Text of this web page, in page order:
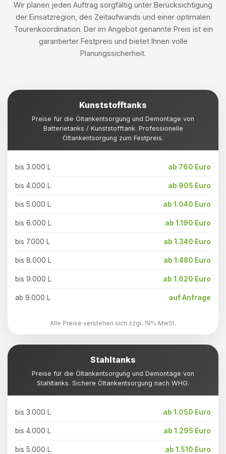
Wir planen jeden Auftrag sorgfältig unter Berücksichtigung
der Einsatzregion, des Zeitaufwands und einer optimalen
Tourenkoordination. Der im Angebot genannte Preis ist ein
garantierter Festpreis und bietet Ihnen volle
Planungssicherheit.
Kunststofftanks
Preise für die Öltankentsorgung und Demontage von
Batterietanks / Kunststofftank. Professionelle
Öltankentsorgung zum Festpreis.
bis 3.000 L ab 760 Euro
bis 4.000 L ab 905 Euro
bis 5.000 L ab 1.040 Euro
bis 6.000 L ab 1.190 Euro
bis 7.000 L ab 1.340 Euro
bis 8.000 L ab 1.480 Euro
bis 9.000 L ab 1.620 Euro
ab 9.000 L auf Anfrage
Alle Preise verstehen sich zzgl. 19% MwSt.
Stahltanks
Preise für die Öltankentsorgung und Demontage von
Stahltanks. Sichere Öltankentsorgung nach WHG.
bis 3.000 L ab 1.050 Euro
bis 4.000 L ab 1.295 Euro
bis 5.000 L ab 1.510 Euro